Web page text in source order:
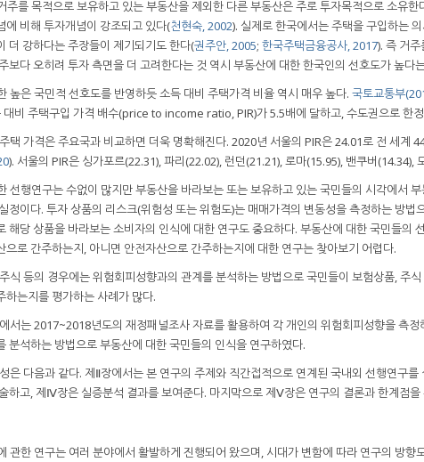
주를 목적으로 보유하고 있는 부동산을 제외한 다른 부동산은 주로 투자목적으로 소유
에 비해 투자개념이 강조되고 있다(천현숙, 2002). 실제로 한국에서는 주택을 구입하는
더 강하다는 주장들이 제기되기도 한다(권주안, 2005; 한국주택금융공사, 2017). 즉 거
보다 오히려 투자 측면을 더 고려한다는 것 역시 부동산에 대한 한국인의 선호도가 높다
높은 국민적 선호도를 반영하듯 소득 대비 주택가격 비율 역시 매우 높다. 국토교통부
대비 주택구입 가격 배수(price to income ratio, PIR)가 5.5배에 달하고, 수도권으로 한
택 가격은 주요국과 비교하면 더욱 명확해진다. 2020년 서울의 PIR은 24.01로 전 세계
). 서울의 PIR은 싱가포르(22.31), 파리(22.02), 런던(21.21), 로마(15.95), 밴쿠버(14.34),
선행연구는 수없이 많지만 부동산을 바라보는 또는 보유하고 있는 국민들의 시각에서
정이다. 투자 상품의 리스크(위험성 또는 위험도)는 매매가격의 변동성을 측정하는 방법
해당 상품을 바라보는 소비자의 인식에 대한 연구도 중요하다. 부동산에 대한 국민들의
으로 간주하는지, 아니면 안전자산으로 간주하는지에 대한 연구는 찾아보기 어렵다.
식 등의 경우에는 위험회피성향과의 관계를 분석하는 방법으로 국민들이 보험상품, 주
하는지를 평가하는 사례가 많다.
서는 2017~2018년도의 재정패널조사 자료를 활용하여 각 개인의 위험회피성향을 측
분석하는 방법으로 부동산에 대한 국민들의 인식을 연구하였다.
은 다음과 같다. 제Ⅱ장에서는 본 연구의 주제와 직간접적으로 연계된 국내외 선행연구
하고, 제Ⅳ장은 실증분석 결과를 보여준다. 마지막으로 제Ⅴ장은 연구의 결론과 한계점을
관한 연구는 여러 분야에서 활발하게 진행되어 왔으며, 시대가 변함에 따라 연구의 방